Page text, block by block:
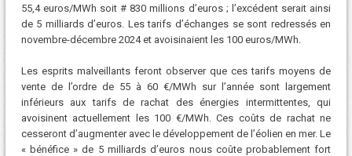
55,4 euros/MWh soit # 830 millions d’euros ; l’excédent serait ainsi
de 5 milliards d’euros. Les tarifs d’échanges se sont redressés en
novembre-décembre 2024 et avoisinaient les 100 euros/MWh.
Les esprits malveillants feront observer que ces tarifs moyens de
vente de l’ordre de 55 à 60 €/MWh sur l’année sont largement
inférieurs aux tarifs de rachat des énergies intermittentes, qui
avoisinent actuellement les 100 €/MWh. Ces coûts de rachat ne
cesseront d’augmenter avec le développement de l’éolien en mer. Le
« bénéfice » de 5 milliards d’euros nous coûte probablement fort